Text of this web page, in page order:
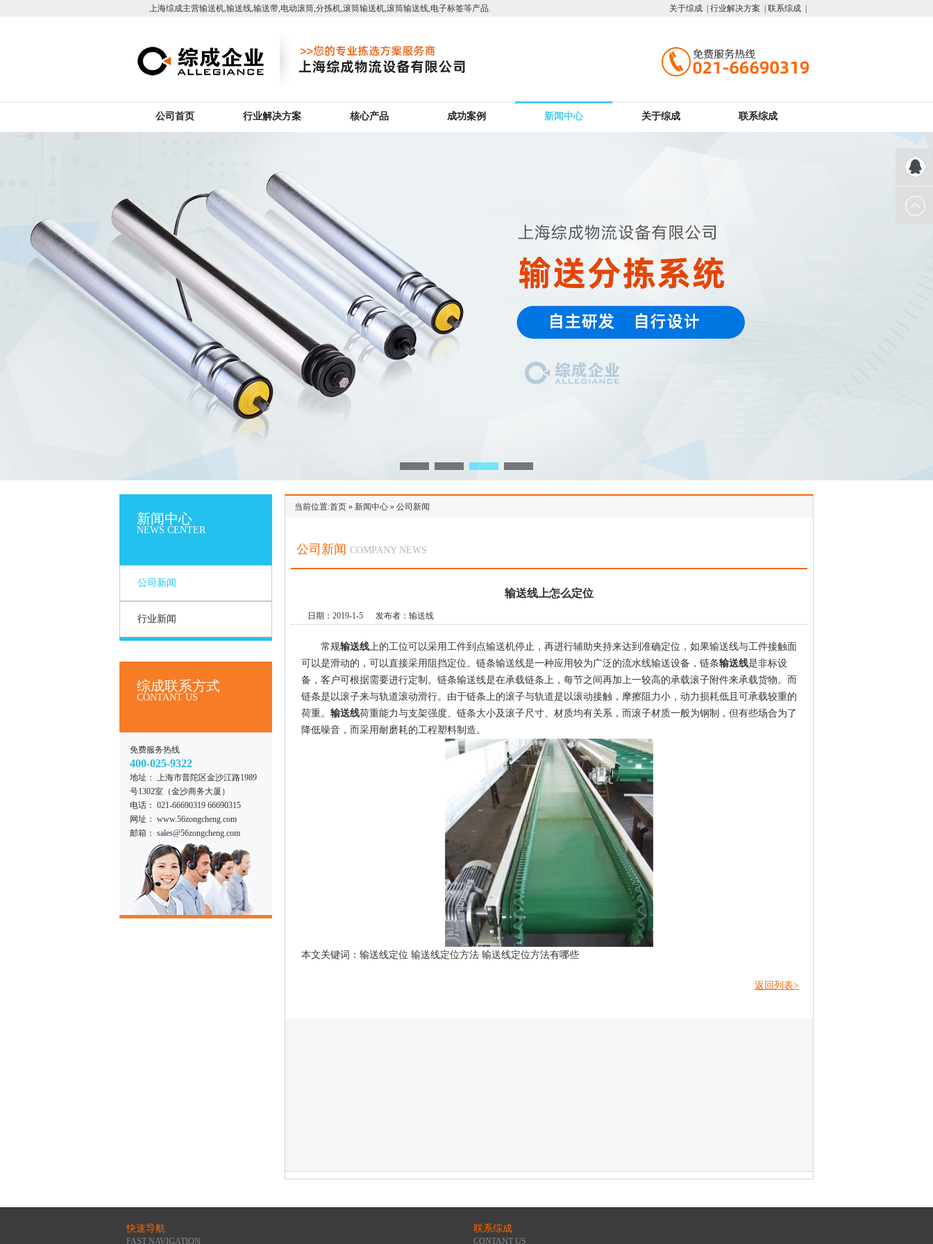
上海综成主营输送机,输送线,输送带,电动滚筒,分拣机,滚筒输送机,滚筒输送线,电子标签等产品. 关于综成 | 行业解决方案 | 联系综成 |
公司首页 行业解决方案 核心产品 成功案例 新闻中心 关于综成 联系综成
3 4
新闻中心
NEWS CENTER
公司新闻
行业新闻
综成联系方式
CONTANT US
免费服务热线
400-025-9322
地址： 上海市普陀区金沙江路1989
号1302室（金沙商务大厦）
电话： 021-66690319 66690315
网址： www.56zongcheng.com
邮箱： sales@56zongcheng.com
当前位置:首页 » 新闻中心 »公司新闻
公司新闻 COMPANY NEWS
输送线上怎么定位
日期：2019-1-5 发布者：输送线
常规输送线上的工位可以采用工件到点输送机停止，再进行辅助夹持来达到准确定位，如果输送线与工件接触面
可以是滑动的，可以直接采用阻挡定位。链条输送线是一种应用较为广泛的流水线输送设备，链条输送线是非标设
备，客户可根据需要进行定制。链条输送线是在承载链条上，每节之间再加上一较高的承载滚子附件来承载货物。而
链条是以滚子来与轨道滚动滑行。由于链条上的滚子与轨道是以滚动接触，摩擦阻力小，动力损耗低且可承载较重的
荷重。 输送线荷重能力与支架强度、链条大小及滚子尺寸、材质均有关系，而滚子材质一般为钢制，但有些场合为了
降低噪音，而采用耐磨耗的工程塑料制造。
本文关键词：输送线定位 输送线定位方法 输送线定位方法有哪些
返回列表>
快速导航
FAST NAVIGATION
联系综成
CONTANT US
QQ客服